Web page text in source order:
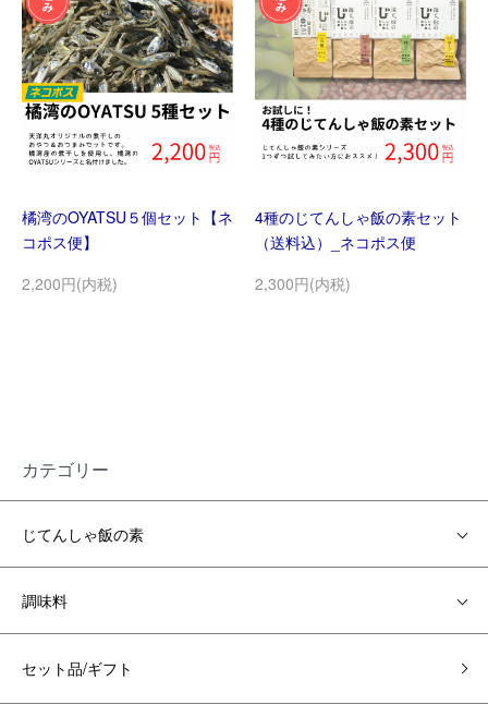
橘湾のOYATSU５個セット【ネ
コポス便】
2,200円(内税)
4種のじてんしゃ飯の素セット
（送料込）_ネコポス便
2,300円(内税)
カテゴリー
じてんしゃ飯の素
調味料
セット品/ギフト